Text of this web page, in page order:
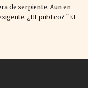
de serpiente. Aun en
¿El público? “El